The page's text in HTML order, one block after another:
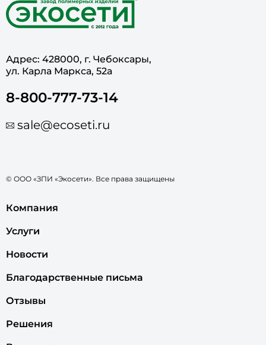
Адрес: 428000, г. Чебоксары,
ул. Карла Маркса, 52а
8-800-777-73-14
sale@ecoseti.ru
© ООО «ЗПИ «Экосети». Все права защищены
Компания
Услуги
Новости
Благодарственные письма
Отзывы
Решения